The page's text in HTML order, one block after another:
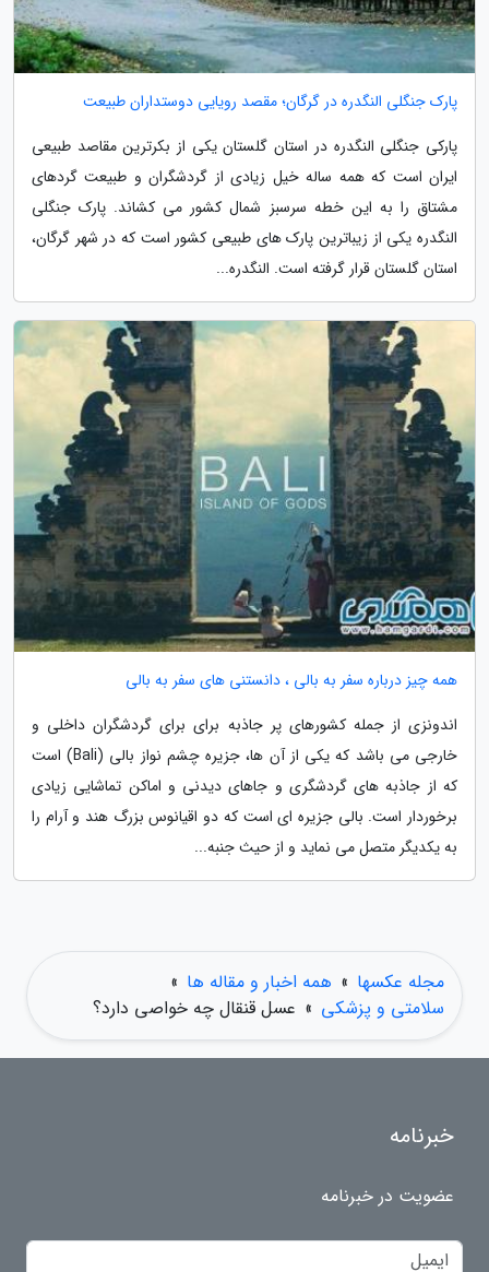
پارک جنگلی النگدره در گرگان؛ مقصد رویایی دوستداران طبیعت
پارکی جنگلی النگدره در استان گلستان یکی از بکرترین مقاصد طبیعی
ایران است که همه ساله خیل زیادی از گردشگران و طبیعت گردهای
مشتاق را به این خطه سرسبز شمال کشور می کشاند. پارک جنگلی
النگدره یکی از زیباترین پارک های طبیعی کشور است که در شهر گرگان،
استان گلستان قرار گرفته است. النگدره...
همه چیز درباره سفر به بالی ، دانستنی های سفر به بالی
اندونزی از جمله کشورهای پر جاذبه برای برای گردشگران داخلی و
خارجی می باشد که یکی از آن ها، جزیره چشم نواز بالی (Bali) است
که از جاذبه های گردشگری و جاهای دیدنی و اماکن تماشایی زیادی
برخوردار است. بالی جزیره ای است که دو اقیانوس بزرگ هند و آرام را
به یکدیگر متصل می نماید و از حیث جنبه...
مجله عکسها » همه اخبار و مقاله ها »
سلامتی و پزشکی » عسل قنقال چه خواصی دارد؟
خبرنامه
عضویت در خبرنامه